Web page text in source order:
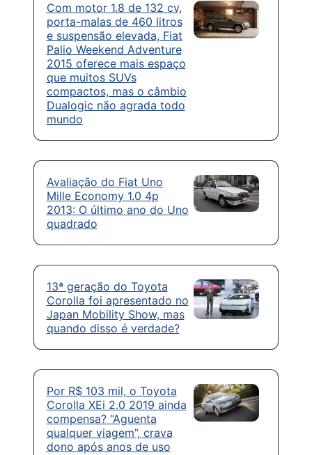
Com motor 1.8 de 132 cv,
porta-malas de 460 litros
e suspensão elevada, Fiat
Palio Weekend Adventure
2015 oferece mais espaço
que muitos SUVs
compactos, mas o câmbio
Dualogic não agrada todo
mundo
Avaliação do Fiat Uno
Mille Economy 1.0 4p
2013: O último ano do Uno
quadrado
13ª geração do Toyota
Corolla foi apresentado no
Japan Mobility Show, mas
quando disso é verdade?
Por R$ 103 mil, o Toyota
Corolla XEi 2.0 2019 ainda
compensa? “Aguenta
qualquer viagem”, crava
dono após anos de uso